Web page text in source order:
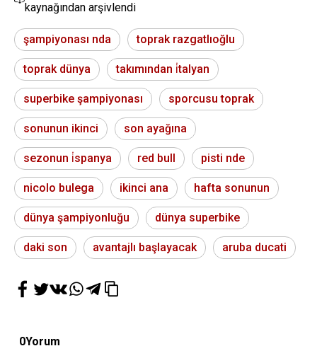
kaynağından arşivlendi
şampiyonası nda toprak razgatlıoğlu
toprak dünya takımından i̇talyan
superbike şampiyonası sporcusu toprak
sonunun ikinci son ayağına
sezonun i̇spanya red bull pisti nde
nicolo bulega ikinci ana hafta sonunun
dünya şampiyonluğu dünya superbike
daki son avantajlı başlayacak aruba ducati
0Yorum